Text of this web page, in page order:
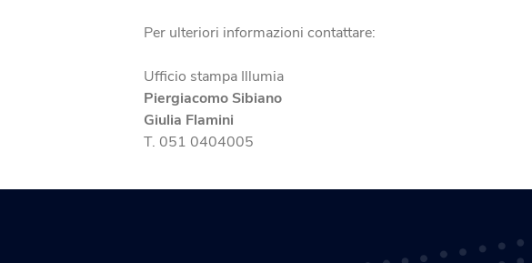
Per ulteriori informazioni contattare:
Ufficio stampa Illumia
Piergiacomo Sibiano
Giulia Flamini
T. 051 0404005